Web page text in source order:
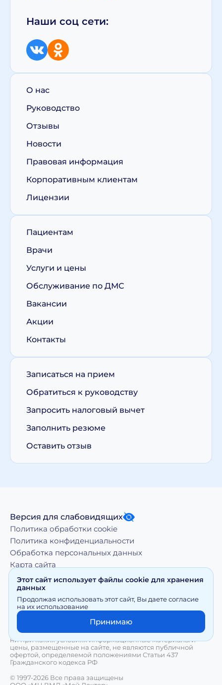
Наши соц сети:
О нас
Руководство
Отзывы
Новости
Правовая информация
Корпоративным клиентам
Лицензии
Пациентам
Врачи
Услуги и цены
Обслуживание по ДМС
Вакансии
Акции
Контакты
Записаться на прием
Обратиться к руководству
Запросить налоговый вычет
Заполнить резюме
Оставить отзыв
Версия для слабовидящих
Политика обработки cookie
Политика конфиденциальности
Обработка персональных данных
Карта сайта
использование материалов, размещенных на moy-
doktor.org возможно только с письменного разрешения
Правообладателя
Сайт носит исключительно информационный характер и
ни при каких условиях информационные материалы и
цены, размещенные на сайте, не являются публичной
офертой, определяемой положениями Статьи 437
Гражданского кодекса РФ
© 1997-2026 Все права защищены
Этот сайт использует файлы cookie для хранения
данных
Продолжая использовать этот сайт, Вы даете согласие
на их использование
Принимаю